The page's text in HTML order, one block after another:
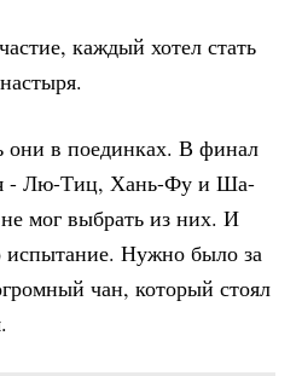
каждый хотел стать
они в поединках. В финал
- Лю-Тиц, Хань-Фу и Ша-
мог выбрать из них. И
Нужно было за
чан, который стоял